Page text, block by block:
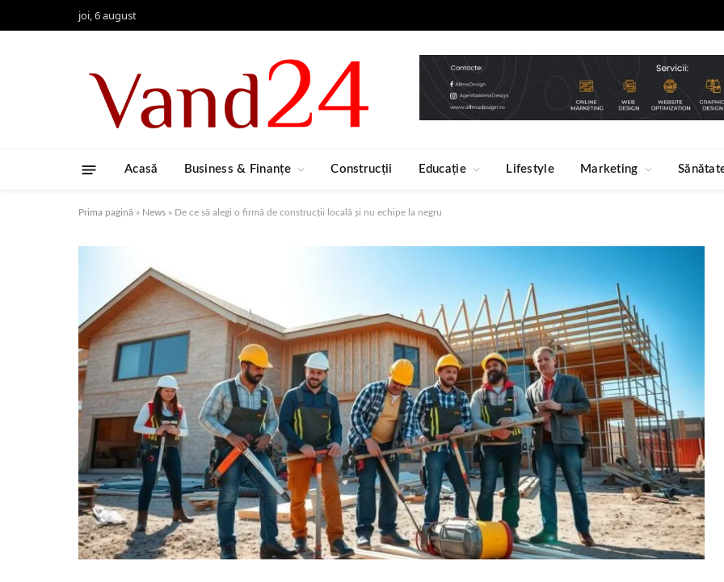
joi, 6 august
Acasă Business & Finanțe Construcții Educație Lifestyle Marketing
Prima pagină » News » De ce să alegi o firmă de construcții locală și nu echipe la negru